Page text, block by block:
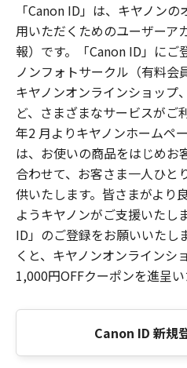
「Canon ID」は、キヤノン
用いただくためのユーザーア
報）です。「Canon ID」にご
ノンフォトサークル（有料会
キヤノンオンラインショップ
ど、さまざまなサービスがご
年2 月よりキヤノンホームペ
は、お使いの商品をはじめお
合わせて、お客さま一人ひと
供いたします。皆さまがより
ようキヤノンがご支援いたし
ID」のご登録をお願いいたし
くと、キヤノンオンラインシ
1,000円OFFクーポンを進呈い
Canon ID 新規